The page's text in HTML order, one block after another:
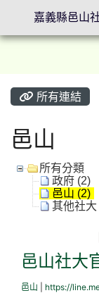
所有連結
邑山
所有分類
政府 (2)
邑山 (2)
其他社大
邑山社大
邑山
https://
嘉義縣邑山